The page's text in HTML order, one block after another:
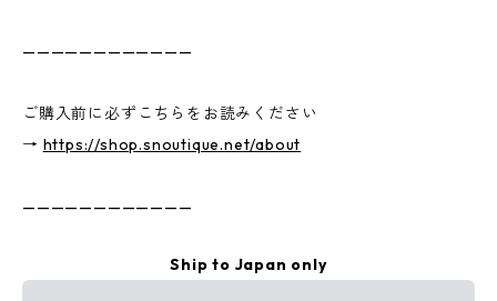
————————————
ご購入前に必ずこちらをお読みください
→ https://shop.snoutique.net/about
————————————
Ship to Japan only